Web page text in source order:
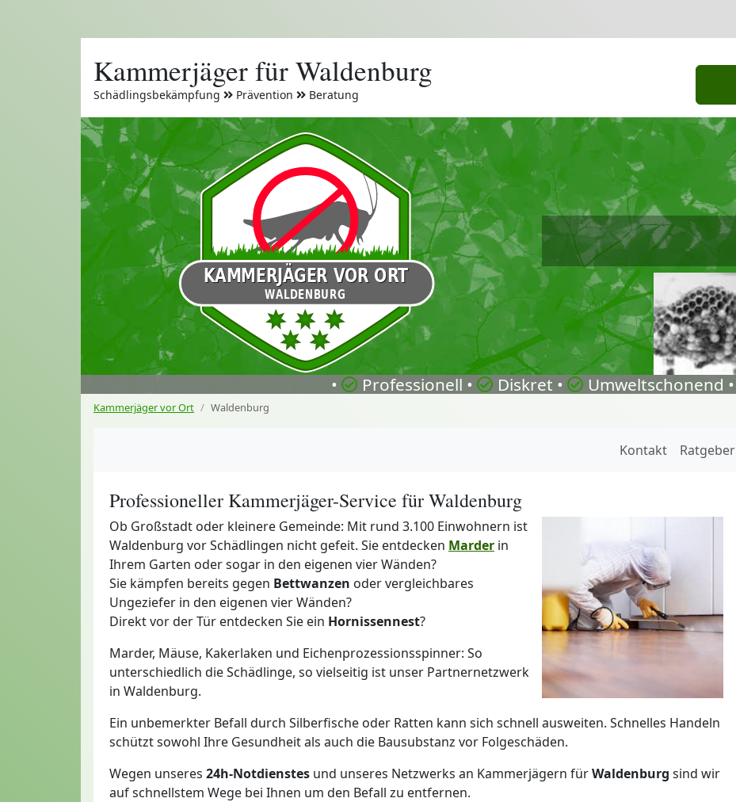
Kammerjäger für Waldenburg
Schädlingsbekämpfung Prävention Beratung
• Professionell • Diskret • Umweltschonend •
Kammerjäger vor Ort Waldenburg
Kontakt Ratgeber
Professioneller Kammerjäger-Service für Waldenburg
Ob Großstadt oder kleinere Gemeinde: Mit rund 3.100 Einwohnern ist
Waldenburg vor Schädlingen nicht gefeit. Sie entdecken Marder in
Ihrem Garten oder sogar in den eigenen vier Wänden?
Sie kämpfen bereits gegen Bettwanzen oder vergleichbares
Ungeziefer in den eigenen vier Wänden?
Direkt vor der Tür entdecken Sie ein Hornissennest?
Marder, Mäuse, Kakerlaken und Eichenprozessionsspinner: So
unterschiedlich die Schädlinge, so vielseitig ist unser Partnernetzwerk
in Waldenburg.
Ein unbemerkter Befall durch Silberfische oder Ratten kann sich schnell ausweiten. Schnelles Handeln
schützt sowohl Ihre Gesundheit als auch die Bausubstanz vor Folgeschäden.
Wegen unseres 24h-Notdienstes und unseres Netzwerks an Kammerjägern fürWaldenburg sind wir
auf schnellstem Wege bei Ihnen um den Befall zu entfernen.